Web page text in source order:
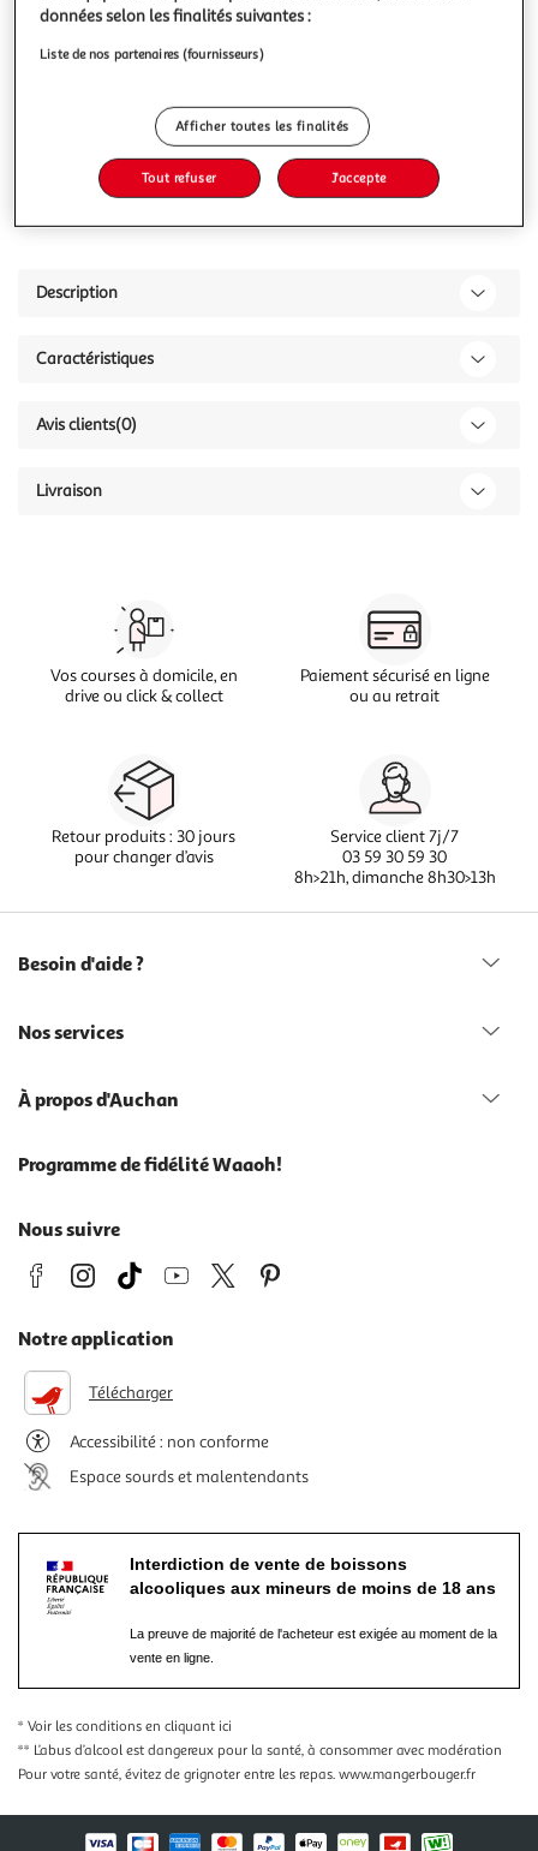
39,99€
172,99€
Ajouter au panier
Ajouter à une liste
Description
Caractéristiques
Avis clients(0)
Livraison
Vos courses à domicile, en
drive ou click & collect
Paiement sécurisé en ligne
ou au retrait
Retour produits : 30 jours
pour changer d’avis
Service client 7j/7
03 59 30 59 30
8h>21h, dimanche 8h30>13h
Besoin d'aide ?
Nos services
À propos d'Auchan
Programme de fidélité Waaoh!
Nous suivre
Notre application
Télécharger
Accessibilité : non conforme
Espace sourds et malentendants
Interdiction de vente de boissons
alcooliques aux mineurs de moins de 18 ans
La preuve de majorité de l'acheteur est exigée au moment de la
vente en ligne.
* Voir les conditions en cliquant ici
** L’abus d’alcool est dangereux pour la santé, à consommer avec modération
Pour votre santé, évitez de grignoter entre les repas. www.mangerbouger.fr
données selon les finalités suivantes :
Liste de nos partenaires (fournisseurs)
Afficher toutes les finalités
Tout refuser J'accepte